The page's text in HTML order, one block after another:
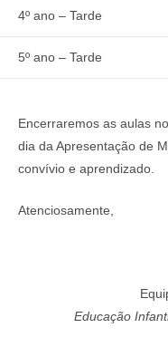
4º ano – Tarde
5º ano – Tarde
Encerraremos as aulas
dia da Apresentação de
convívio e aprendizado.
Atenciosamente,
Educação